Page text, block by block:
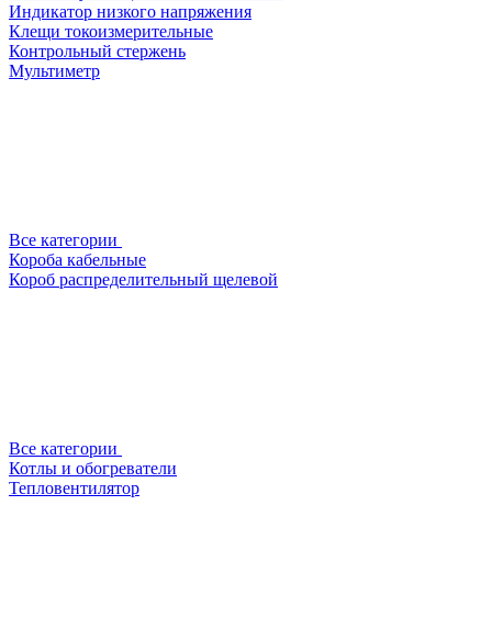
Индикатор низкого напряжения
Клещи токоизмерительные
Контрольный стержень
Мультиметр
Все категории
Короба кабельные
Короб распределительный щелевой
Все категории
Котлы и обогреватели
Тепловентилятор